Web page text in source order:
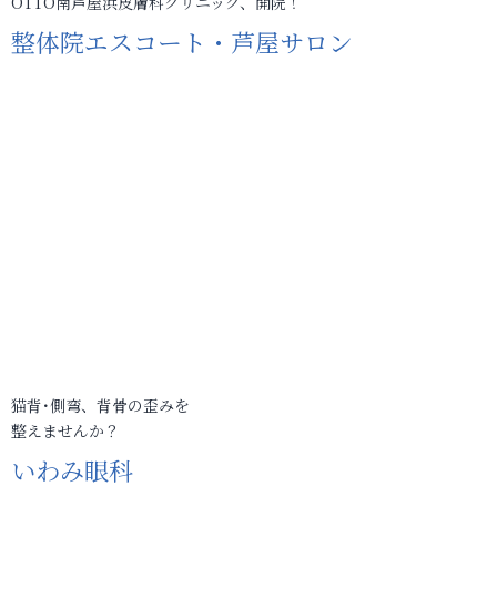
整体院エスコート・芦屋サロン
猫背･側弯、背骨の歪みを
整えませんか？
いわみ眼科